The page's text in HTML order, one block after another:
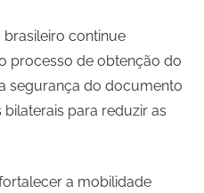
brasileiro continue
processo de obtenção do
segurança do documento
para reduzir as
a mobilidade